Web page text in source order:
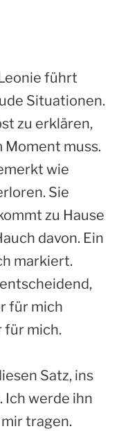
führt
Situationen.
zu erklären,
Moment muss.
wie
Sie
zu Hause
davon. Ein
markiert.
für mich
für mich.
Satz, ins
Ich werde ihn
tragen.